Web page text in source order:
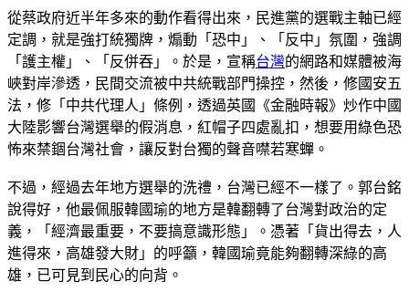
從蔡政府近半年多來的動作看得出來，民進黨的選戰主軸已經
定調，就是強打統獨牌，煽動「恐中」、「反中」氛圍，強調
「護主權」、「反併吞」。於是，宣稱台灣的網路和媒體被海
峽對岸滲透，民間交流被中共統戰部門操控，然後，修國安五
法，修「中共代理人」條例，透過英國《金融時報》炒作中國
大陸影響台灣選舉的假消息，紅帽子四處亂扣，想要用綠色恐
怖來禁錮台灣社會，讓反對台獨的聲音噤若寒蟬。
不過，經過去年地方選舉的洗禮，台灣已經不一樣了。郭台銘
說得好，他最佩服韓國瑜的地方是韓翻轉了台灣對政治的定
義，「經濟最重要，不要搞意識形態」。憑著「貨出得去，人
進得來，高雄發大財」的呼籲，韓國瑜竟能夠翻轉深綠的高
雄，已可見到民心的向背。